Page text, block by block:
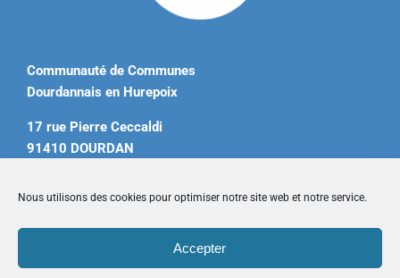
Nous utilisons des cookies pour optimiser notre site web et notre service.
Accepter
Communauté de Communes
Dourdannais en Hurepoix
17 rue Pierre Ceccaldi
91410 DOURDAN
contact@ccdourdannais.com
Accueil|Plan du site|Mentions légales|Contactez-nous